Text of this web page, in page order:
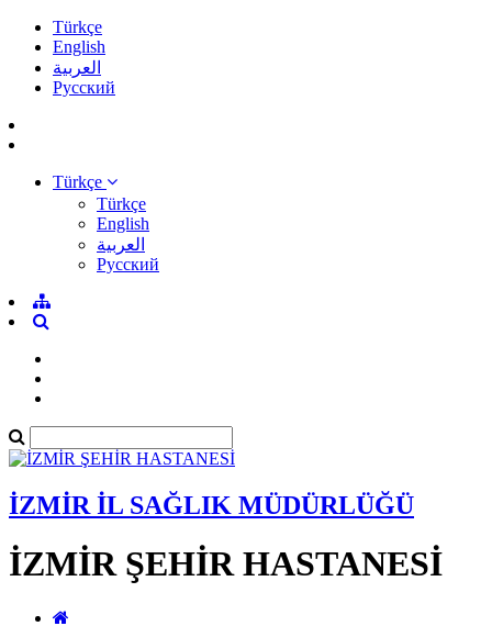
Türkçe
English
العربية
Pусский
Türkçe
Türkçe
English
العربية
Pусский
İZMİR İL SAĞLIK MÜDÜRLÜĞÜ
İZMİR ŞEHİR HASTANESİ